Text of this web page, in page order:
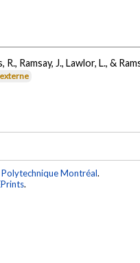
Ramsay, J., Lawlor, L., &
Polytechnique Montréal.
.